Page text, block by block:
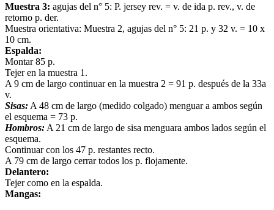
Muestra 3: agujas del n° 5: P. jersey rev. = v. de ida p. rev., v. de
retorno p. der.
Muestra orientativa: Muestra 2, agujas del n° 5: 21 p. y 32 v. = 10 x
10 cm.
Espalda:
Montar 85 p.
Tejer en la muestra 1.
A 9 cm de largo continuar en la muestra 2 = 91 p. después de la 33a
v.
Sisas: A 48 cm de largo (medido colgado) menguar a ambos según
el esquema = 73 p.
Hombros: A 21 cm de largo de sisa menguara ambos lados según el
esquema.
Continuar con los 47 p. restantes recto.
A 79 cm de largo cerrar todos los p. flojamente.
Delantero:
Tejer como en la espalda.
Mangas: